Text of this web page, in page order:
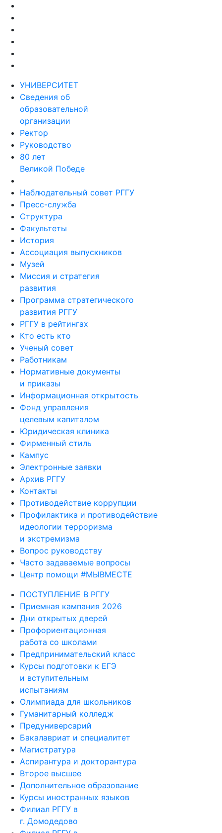
УНИВЕРСИТЕТ
Сведения об
образовательной
организации
Ректор
Руководство
80 лет
Великой Победе
Наблюдательный совет РГГУ
Пресс-служба
Структура
Факультеты
История
Ассоциация выпускников
Музей
Миссия и стратегия
развития
Программа стратегического
развития РГГУ
РГГУ в рейтингах
Кто есть кто
Ученый совет
Работникам
Нормативные документы
и приказы
Информационная открытость
Фонд управления
целевым капиталом
Юридическая клиника
Фирменный стиль
Кампус
Электронные заявки
Архив РГГУ
Контакты
Противодействие коррупции
Профилактика и противодействие
идеологии терроризма
и экстремизма
Вопрос руководству
Часто задаваемые вопросы
Центр помощи #МЫВМЕСТЕ
ПОСТУПЛЕНИЕ В РГГУ
Приемная кампания 2026
Дни открытых дверей
Профориентационная
работа со школами
Предпринимательский класс
Курсы подготовки к ЕГЭ
и вступительным
испытаниям
Олимпиада для школьников
Гуманитарный колледж
Предуниверсарий
Бакалавриат и специалитет
Магистратура
Аспирантура и докторантура
Второе высшее
Дополнительное образование
Курсы иностранных языков
Филиал РГГУ в
г. Домодедово